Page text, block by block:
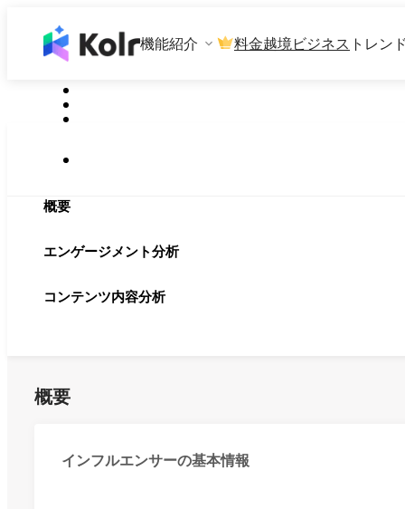
機能紹介 料金越境ビジネス トレン
概要
エンゲージメント分析
コンテンツ内容分析
概要
インフルエンサーの基本情報